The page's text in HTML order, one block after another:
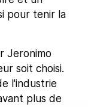
pour tenir la
Jeronimo
soit choisi.
l'industrie
plus de